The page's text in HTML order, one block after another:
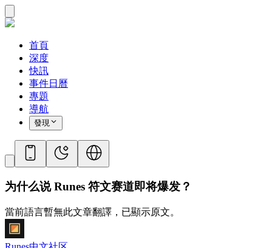
首頁
深度
快訊
事件日曆
專題
導航
發現
为什么说 Runes 符文赛道即将爆发？
當前語言暫無此文章翻譯，已顯示原文。